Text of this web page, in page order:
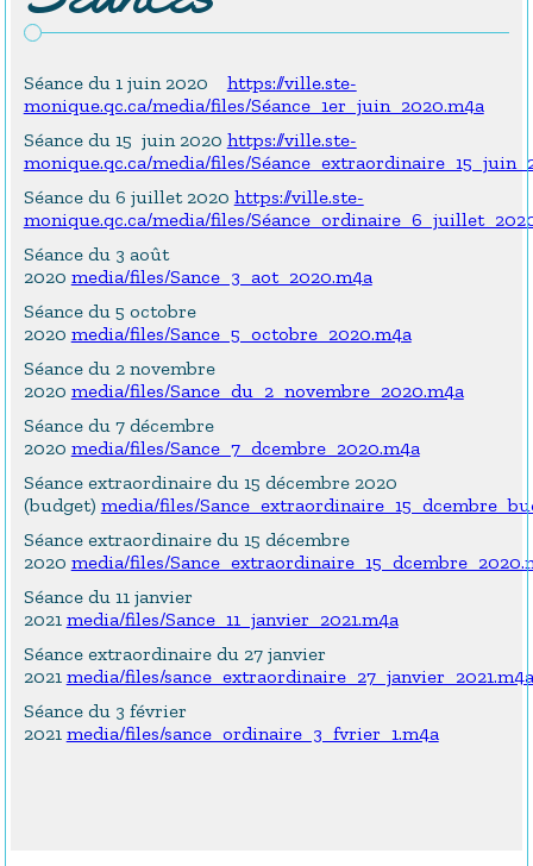
Séance du 1 juin 2020 https://ville.ste-
monique.qc.ca/media/files/Séance_1er_juin_2020.m4a
Séance du 15 juin 2020 https://ville.ste-
monique.qc.ca/media/files/
Séance du 6 juillet 2020 https://ville.ste-
monique.qc.ca/media/files/
Séance du 3 août
2020 media/files/Sance_3_aot_2020.m4a
Séance du 5 octobre
2020 media/files/Sance_5_octobre_2020.m4a
Séance du 2 novembre
2020 media/files/Sance_du_2_novembre_2020.m4a
Séance du 7 décembre
2020 media/files/Sance_7_dcembre_2020.m4a
Séance extraordinaire du 15 décembre 2020
(budget) media/files/
Séance extraordinaire du 15 décembre
2020 media/files/
Séance du 11 janvier
2021 media/files/Sance_11_janvier_2021.m4a
Séance extraordinaire du 27 janvier
2021 media/files/sance_extraordinaire_27_janvier_2021.m4a
Séance du 3 février
2021 media/files/sance_ordinaire_3_fvrier_1.m4a